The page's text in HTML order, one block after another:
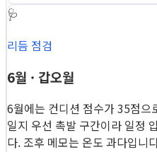
🩺
리듬 점검
6월 · 갑오월
6월에는 컨디션 점수가 35점으
일지 우선 촉발 구간이라 일정
다. 조후 메모는 온도 과다입니